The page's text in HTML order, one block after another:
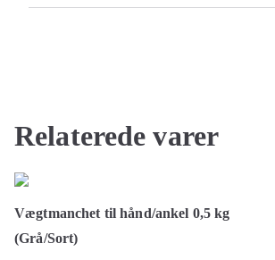
Relaterede varer
Vægtmanchet til hånd/ankel 0,5 kg
(Grå/Sort)